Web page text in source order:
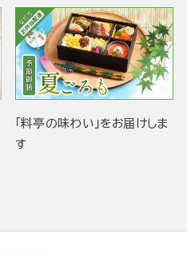
「料亭の味わい」をお届けしま
す